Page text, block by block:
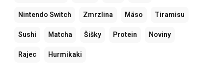
Nintendo Switch Zmrzlina Mäso Tiramisu
Sushi Matcha Šišky Protein Noviny
Rajec Hurmikaki